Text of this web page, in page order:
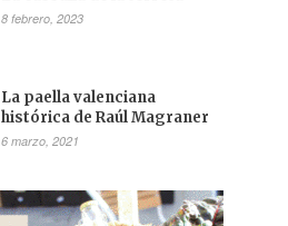
8 febrero, 2023
La paella valenciana
histórica de Raúl Magraner
6 marzo, 2021